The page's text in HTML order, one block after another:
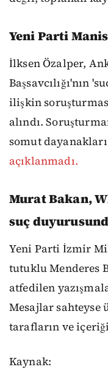
Yeni Parti
İlksen Özalper,
Başsavcılığı'nın
ilişkin
alındı.
somut
açıklanmadı.
Murat Bakan,
suç
Yeni Parti İzmir
tutuklu Menderes
atfedilen
Mesajlar sahteyse
tarafların ve
Kaynak: